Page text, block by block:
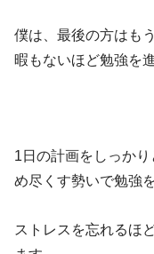
僕は、最後の方はも
暇もないほど勉強を
1日の計画をしっか
め尽くす勢いで勉強
ストレスを忘れるほ